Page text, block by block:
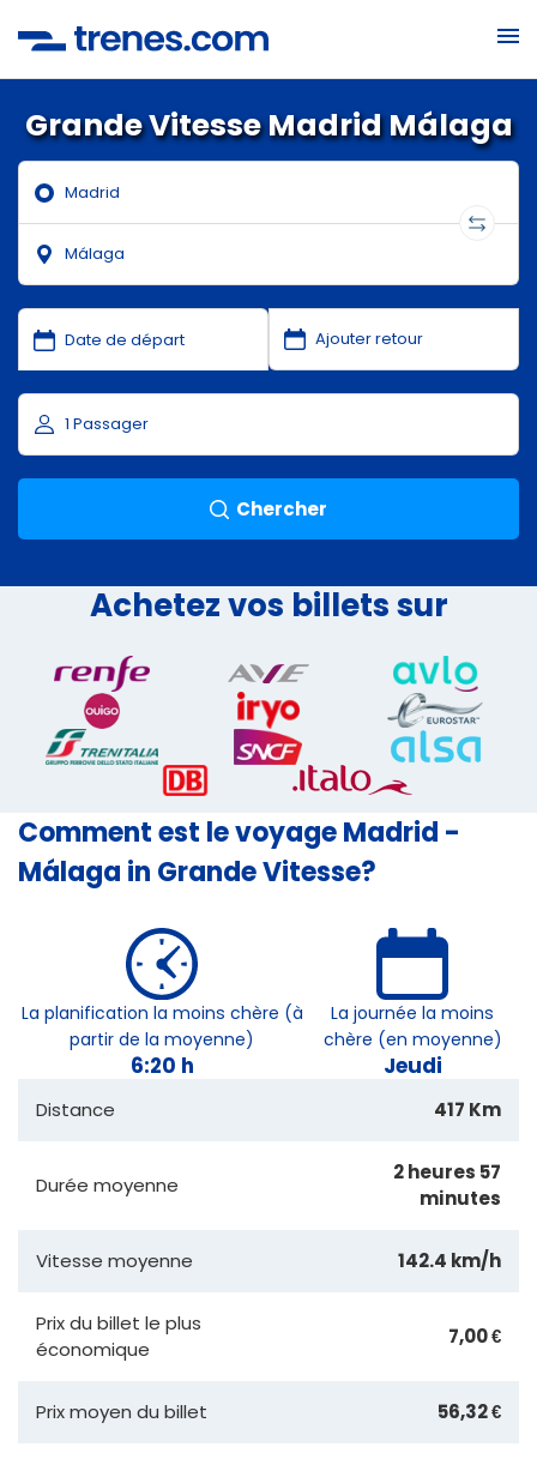
Grande Vitesse Madrid Málaga
Chercher
Achetez vos billets sur
Comment est le voyage Madrid -
Málaga in Grande Vitesse?
La planification la moins chère (à
partir de la moyenne)
6:20 h
La journée la moins
chère (en moyenne)
Jeudi
Distance 417 Km
Durée moyenne
2 heures 57
minutes
Vitesse moyenne 142.4 km/h
Prix du billet le plus
économique
7,00 €
Prix moyen du billet 56,32 €